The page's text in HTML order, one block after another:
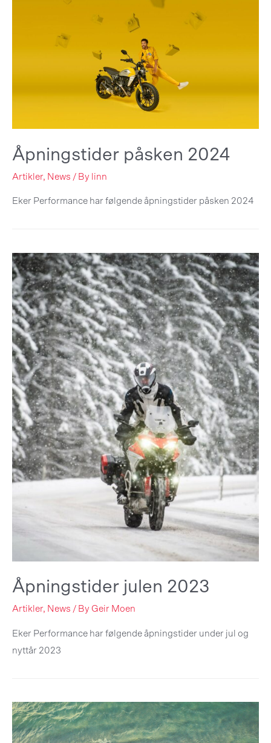
Åpningstider påsken 2024
Artikler, News / By linn
Eker Performance har følgende åpningstider påsken 2024
Åpningstider julen 2023
Artikler, News / By Geir Moen
Eker Performance har følgende åpningstider under jul og
nyttår 2023